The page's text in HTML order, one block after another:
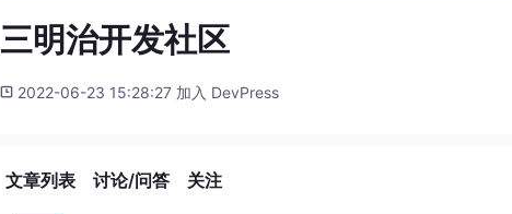
三明治开发社区
2022-06-23 15:28:27 加入 DevPress
文章列表 讨论/问答 关注